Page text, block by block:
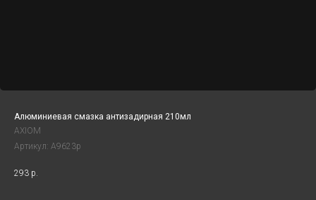
Алюминиевая смазка антизадирная 210мл
AXIOM
Артикул: A9623p
293 р.